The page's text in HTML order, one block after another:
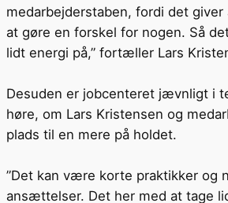
medarbejderstaben, fordi det
at gøre en forskel for nogen. Så
lidt energi på,” fortæller Lars
Desuden er jobcenteret jævnligt i
høre, om Lars Kristensen og
plads til en mere på holdet.
”Det kan være korte praktikker og
ansættelser. Det her med at tage